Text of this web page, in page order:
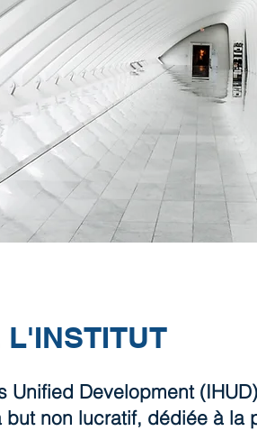
Unified Development
non lucratif, dédiée à